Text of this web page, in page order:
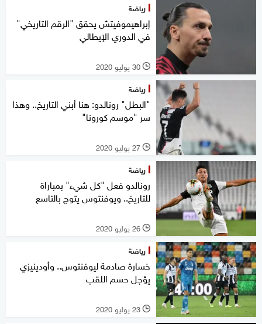
رياضة
إبراهيموفيتش يحقق "الرقم التاريخي"
في الدوري الإيطالي
l 30 يوليو 2020
رياضة
"البطل" رونالدو: هنا أبني التاريخ.. وهذا
سر "موسم كورونا"
l 27 يوليو 2020
رياضة
رونالدو فعل "كل شيء" بمباراة
للتاريخ.. ويوفنتوس يتوج بالتاسع
l 26 يوليو 2020
رياضة
خسارة صادمة ليوفنتوس.. وأودينيزي
يؤجل حسم اللقب
l 23 يوليو 2020